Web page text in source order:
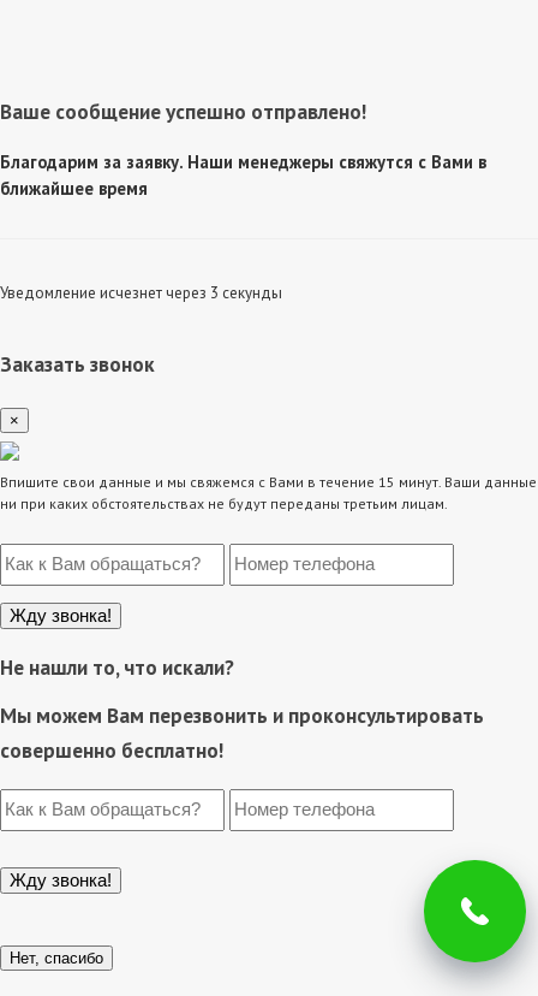
Ваше сообщение успешно отправлено!
Благодарим за заявку. Наши менеджеры свяжутся с Вами в
ближайшее время
Уведомление исчезнет через 3 секунды
Заказать звонок
×
Впишите свои данные и мы свяжемся с Вами в течение 15 минут. Ваши данные
ни при каких обстоятельствах не будут переданы третьим лицам.
Не нашли то, что искали?
Мы можем Вам перезвонить и проконсультировать
совершенно бесплатно!
Нет, спасибо